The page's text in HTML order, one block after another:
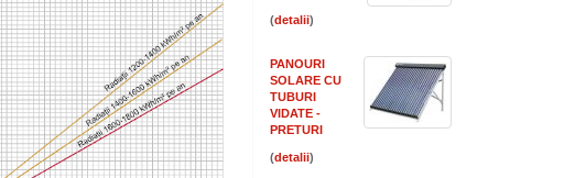
( )
PANOURI
SOLARE CU
TUBURI
VIDATE -
PRETURI
( )